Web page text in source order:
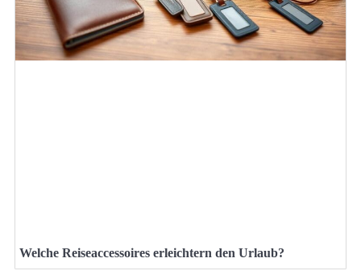
Welche Reiseaccessoires erleichtern den Urlaub?